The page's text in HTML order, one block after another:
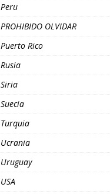
Peru
PROHIBIDO OLVIDAR
Puerto Rico
Rusia
Siria
Suecia
Turquia
Ucrania
Uruguay
USA